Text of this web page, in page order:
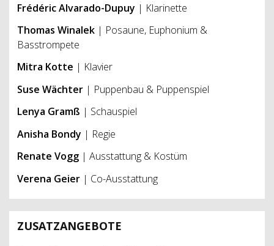
Frédéric Alvarado-Dupuy | Klarinette
Thomas Winalek | Posaune, Euphonium &
Basstrompete
Mitra Kotte | Klavier
Suse Wächter | Puppenbau & Puppenspiel
Lenya Gramß | Schauspiel
Anisha Bondy | Regie
Renate Vogg | Ausstattung & Kostüm
Verena Geier | Co-Ausstattung
ZUSATZANGEBOTE